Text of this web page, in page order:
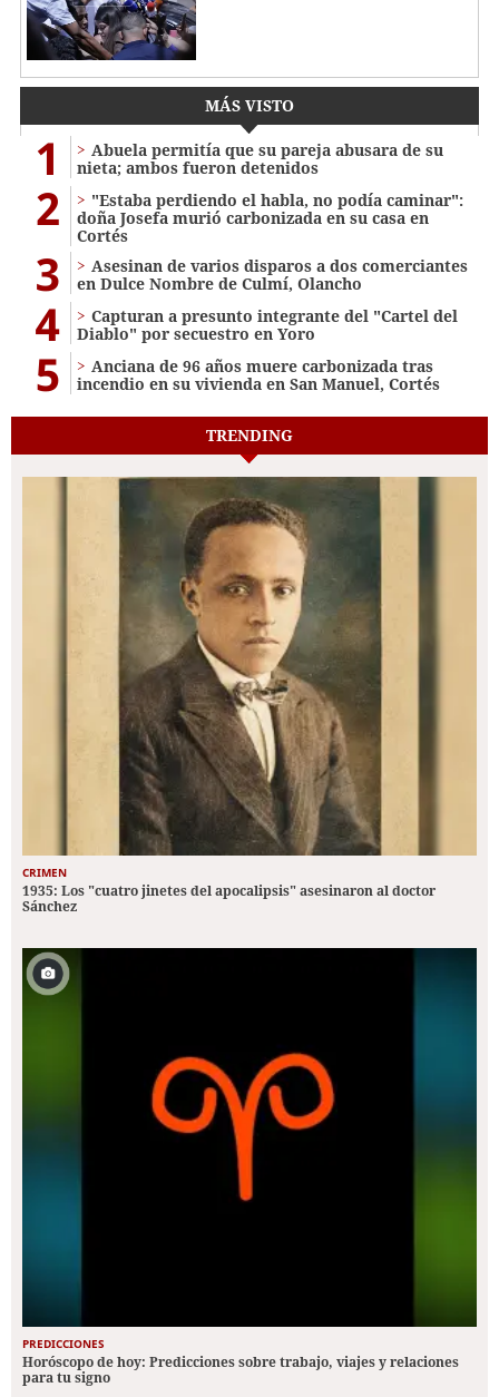
MÁS VISTO
1
Abuela permitía que su pareja abusara de su
nieta; ambos fueron detenidos
2
"Estaba perdiendo el habla, no podía caminar":
doña Josefa murió carbonizada en su casa en
Cortés
3
Asesinan de varios disparos a dos comerciantes
en Dulce Nombre de Culmí, Olancho
4
Capturan a presunto integrante del "Cartel del
Diablo" por secuestro en Yoro
5
Anciana de 96 años muere carbonizada tras
incendio en su vivienda en San Manuel, Cortés
TRENDING
CRIMEN
1935: Los "cuatro jinetes del apocalipsis" asesinaron al doctor
Sánchez
PREDICCIONES
Horóscopo de hoy: Predicciones sobre trabajo, viajes y relaciones
para tu signo